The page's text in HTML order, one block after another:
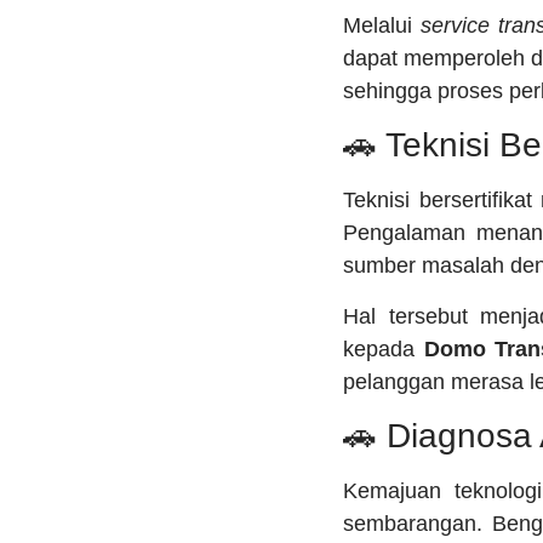
Melaluiservice
dapat memperoleh
sehingga proses
🚗 Teknisi
Teknisi
Pengalaman
sumber masalah
Hal tersebut
kepada Domo
pelanggan merasa
🚗 Diagnosa
Kemajuan
sembarangan.